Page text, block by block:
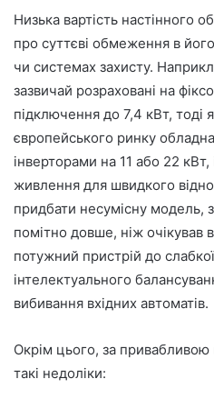
Низька вартість настінного
про суттєві обмеження в
чи системах захисту.
зазвичай розраховані на
підключення до 7,4 кВт, тоді
європейського ринку
інверторами на 11 або 22 кВт,
живлення для швидкого
придбати несумісну модель,
помітно довше, ніж очікував
потужний пристрій до
інтелектуального
вибивання вхідних автоматів.
Окрім цього, за
такі недоліки: